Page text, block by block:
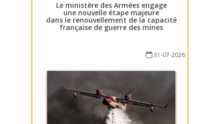
Le ministère des Armées engage
une nouvelle étape majeure
dans le renouvellement de la capacité
française de guerre des mines
31-07-2026